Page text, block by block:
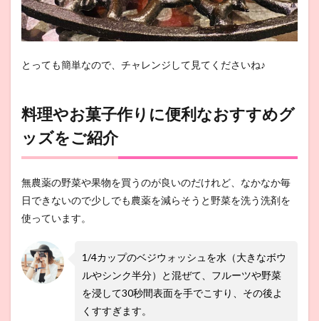
とっても簡単なので、チャレンジして見てくださいね♪
料理やお菓子作りに便利なおすすめグ
ッズをご紹介
無農薬の野菜や果物を買うのが良いのだけれど、なかなか毎
日できないので少しでも農薬を減らそうと野菜を洗う洗剤を
使っています。
1/4カップのベジウォッシュを水（大きなボウ
ルやシンク半分）と混ぜて、フルーツや野菜
を浸して30秒間表面を手でこすり、その後よ
くすすぎます。